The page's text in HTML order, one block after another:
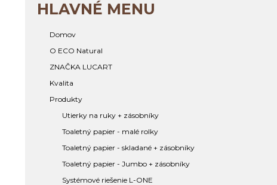
HLAVNÉ MENU
Domov
O ECO Natural
ZNAČKA LUCART
Kvalita
Produkty
Utierky na ruky + zásobníky
Toaletný papier - malé rolky
Toaletný papier - skladané + zásobníky
Toaletný papier - Jumbo + zásobníky
Systémové riešenie L-ONE